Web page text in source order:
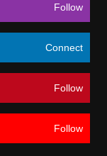
Follow
Connect
Follow
Follow